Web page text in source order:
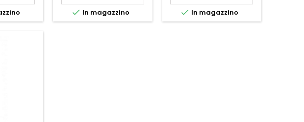
 In magazzino  In magazzino